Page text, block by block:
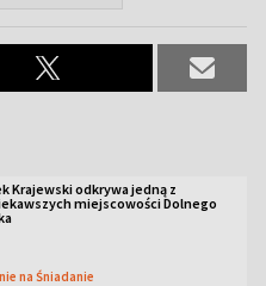
Krajewski odkrywa jedną z
miejscowości Dolnego
na Śniadanie